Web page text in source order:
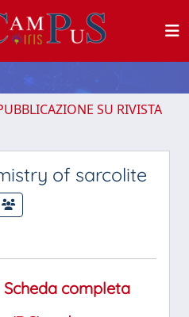
SU RIVISTA
of sarcolite
Scheda completa